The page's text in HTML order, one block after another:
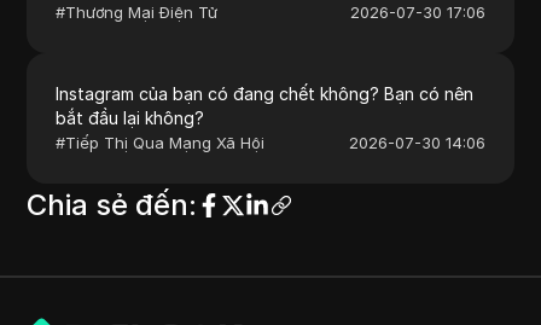
#Thương Mại Điện Tử 2026-07-30 17:06
Instagram của bạn có đang chết không? Bạn có nên
bắt đầu lại không?
#Tiếp Thị Qua Mạng Xã Hội 2026-07-30 14:06
Chia sẻ đến: